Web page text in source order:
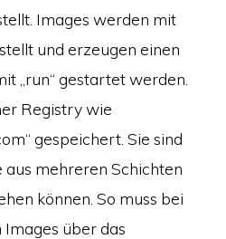
Images werden mit
und erzeugen einen
„run“ gestartet werden.
Registry wie
gespeichert. Sie sind
aus mehreren Schichten
können. So muss bei
über das